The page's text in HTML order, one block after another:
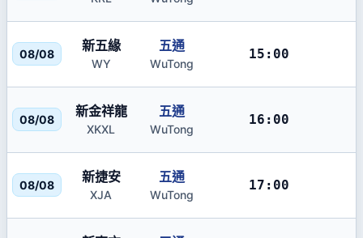
08/08
新五緣
WY
五通
WuTong
15:00
08/08
新金祥龍
XKXL
五通
WuTong
16:00
08/08
新捷安
XJA
五通
WuTong
17:00